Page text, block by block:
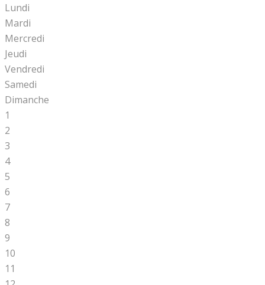
Lundi
Mardi
Mercredi
Jeudi
Vendredi
Samedi
Dimanche
1
2
3
4
5
6
7
8
9
10
11